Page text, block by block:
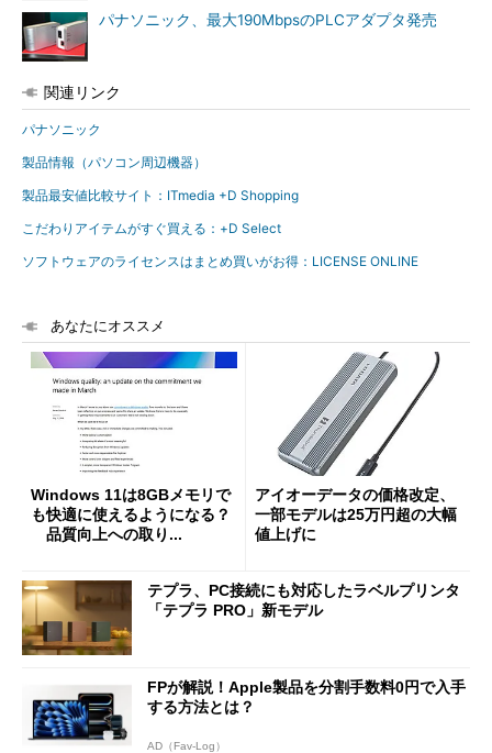
パナソニック、最大190MbpsのPLCアダプタ発売
関連リンク
パナソニック
製品情報（パソコン周辺機器）
製品最安値比較サイト：ITmedia +D Shopping
こだわりアイテムがすぐ買える：+D Select
ソフトウェアのライセンスはまとめ買いがお得：LICENSE ONLINE
あなたにオススメ
Windows 11は8GBメモリで
も快適に使えるようになる？
品質向上への取り...
アイオーデータの価格改定、
一部モデルは25万円超の大幅
値上げに
テプラ、PC接続にも対応したラベルプリンタ
「テプラ PRO」新モデル
FPが解説！Apple製品を分割手数料0円で入手
する方法とは？
AD（Fav-Log）